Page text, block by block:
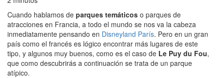
Cuando hablamos de parques temáticos o parques de
atracciones en Francia, a todo el mundo se nos va la cabeza
inmediatamente pensando en Disneyland París. Pero en un gran
país como el francés es lógico encontrar más lugares de este
tipo, y algunos muy buenos, como es el caso de Le Puy du Fou,
que como descubrirás a continuación se trata de un parque
atípico.